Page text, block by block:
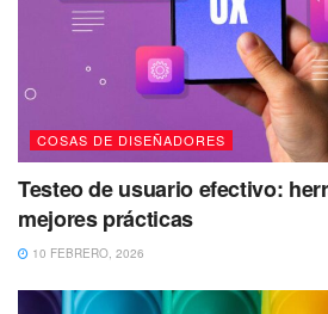
COSAS DE DISEÑADORES
Testeo de usuario efectivo:
mejores prácticas
10 FEBRERO, 2026